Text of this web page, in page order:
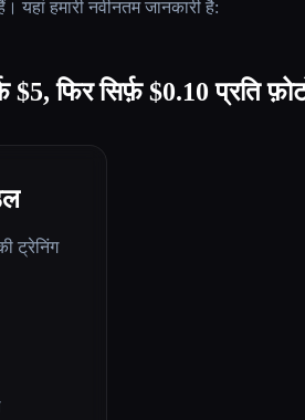
हमारी नवीनतम जानकारी है:
$5, फिर सिर्फ़ $0.10 प्रति
ट्रेनिंग